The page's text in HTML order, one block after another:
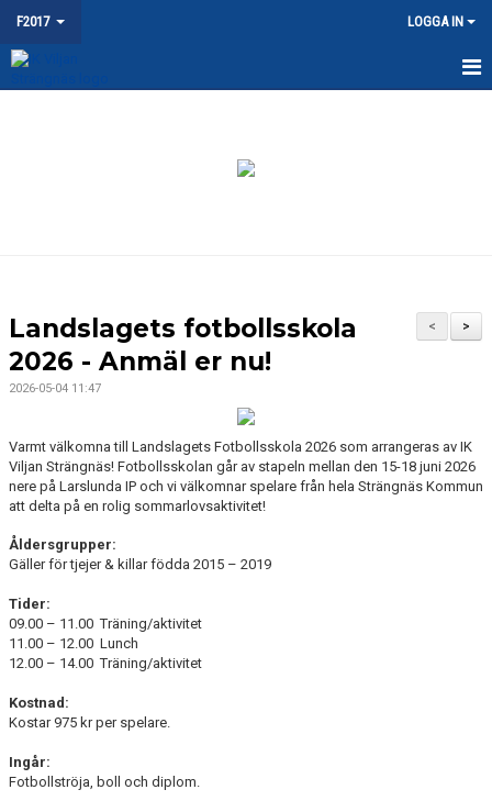
F2017 LOGGA IN
DOKUMENT
KONTAKT
>
<
Landslagets fotbollsskola
2026 - Anmäl er nu!
2026-05-04 11:47
Varmt välkomna till Landslagets Fotbollsskola 2026 som arrangeras av IK
Viljan Strängnäs! Fotbollsskolan går av stapeln mellan den 15-18 juni 2026
nere på Larslunda IP och vi välkomnar spelare från hela Strängnäs Kommun
att delta på en rolig sommarlovsaktivitet!
Åldersgrupper:
Gäller för tjejer & killar födda 2015 – 2019
Tider:
09.00 – 11.00 Träning/aktivitet
11.00 – 12.00 Lunch
12.00 – 14.00 Träning/aktivitet
Kostnad:
Kostar 975 kr per spelare.
Ingår:
Fotbollströja, boll och diplom.